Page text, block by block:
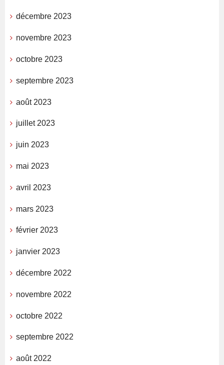
décembre 2023
novembre 2023
octobre 2023
septembre 2023
août 2023
juillet 2023
juin 2023
mai 2023
avril 2023
mars 2023
février 2023
janvier 2023
décembre 2022
novembre 2022
octobre 2022
septembre 2022
août 2022